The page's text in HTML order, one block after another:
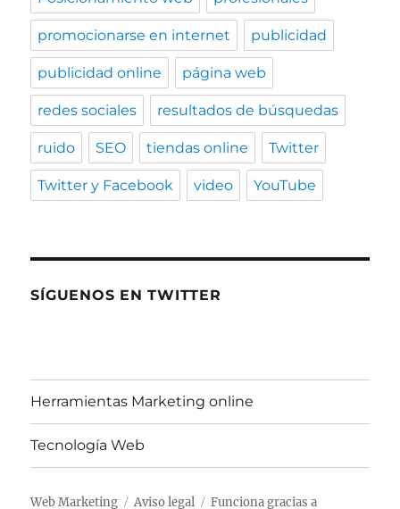
promocionarse en internet publicidad
publicidad online página web
redes sociales resultados de búsquedas
ruido SEO tiendas online Twitter
Twitter y Facebook video YouTube
SÍGUENOS EN TWITTER
Herramientas Marketing online
Tecnología Web
Web Marketing Aviso legal Funciona gracias a